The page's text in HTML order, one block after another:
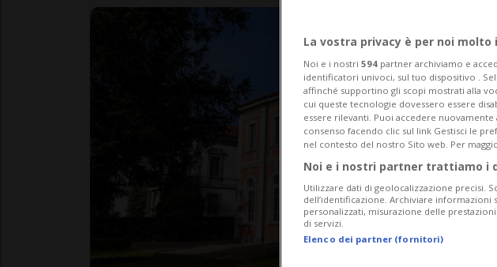
La vostra privacy è per noi
Noi e i nostri 594 partner archiviamo e
identificatori univoci, sul tuo dispositivo .
affinché supportino gli scopi mostrati alla
cui queste tecnologie dovessero essere
essere rilevanti. Puoi accedere
consenso facendo clic sul link Gestisci le
nel contesto del nostro Sito web. Per
Noi e i nostri partner trattiamo i
Utilizzare dati di geolocalizzazione precisi.
dell’identificazione. Archiviare
personalizzati, misurazione delle
di servizi.
Elenco dei partner (fornitori)